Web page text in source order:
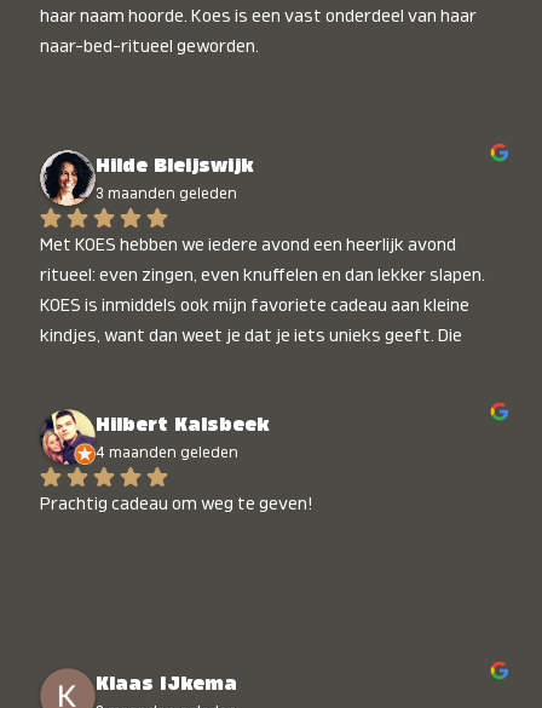
haar naam hoorde. Koes is een vast onderdeel van haar
naar-bed-ritueel geworden.
Hilde Bleijswijk
3 maanden geleden
Met KOES hebben we iedere avond een heerlijk avond
ritueel: even zingen, even knuffelen en dan lekker slapen.
KOES is inmiddels ook mijn favoriete cadeau aan kleine
kindjes, want dan weet je dat je iets unieks geeft. Die
Hilbert Kalsbeek
4 maanden geleden
Prachtig cadeau om weg te geven!
Klaas IJkema